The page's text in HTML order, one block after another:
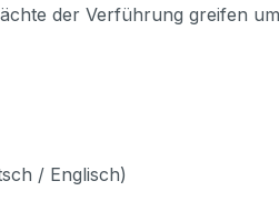
der Verführung greifen
/ Englisch)